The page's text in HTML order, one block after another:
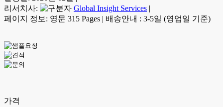
리서치사:
Global Insight Services |
페이지 정보: 영문 315 Pages | 배송안내 : 3-5일 (영업일 기준)
가격